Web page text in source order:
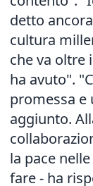
detto
cultura
che va oltre
ha avuto".
promessa e
aggiunto.
la pace
fare - ha